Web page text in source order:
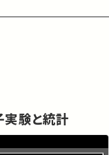
子実験と統計